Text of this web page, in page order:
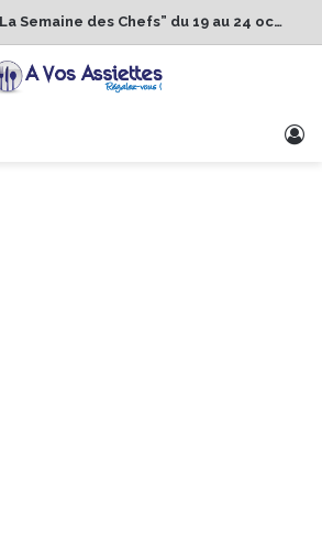
1er Édition de “La Semaine des Chefs” du 19 au 24 octobre 2026